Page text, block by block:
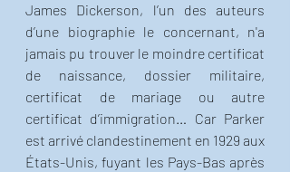
James Dickerson, l’un des auteurs
d’une biographie le concernant, n'a
jamais pu trouver le moindre certificat
de naissance, dossier militaire,
certificat de mariage ou autre
certificat d’immigration… Car Parker
est arrivé clandestinement en 1929 aux
États-Unis, fuyant les Pays-Bas après